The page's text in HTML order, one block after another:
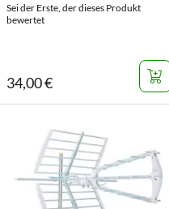
Sei der Erste, der dieses Produkt
bewertet
34,00€